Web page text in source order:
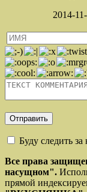
2014-
Буду следить
Все права
насущном".
прямой